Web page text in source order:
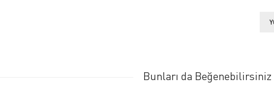
Bunları da Beğenebilirsiniz